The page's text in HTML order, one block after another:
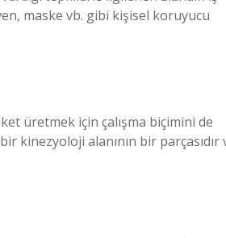
maske vb. gibi kişisel koruyucu
üretmek için çalışma biçimini de
kinezyoloji alanının bir parçasıdır